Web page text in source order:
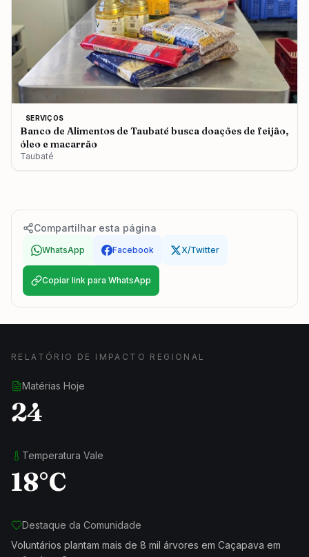
SERVIÇOS
Banco de Alimentos de Taubaté busca doações de feijão,
óleo e macarrão
Taubaté
Compartilhar esta página
WhatsApp Facebook X/Twitter
Copiar link para WhatsApp
RELATÓRIO DE IMPACTO REGIONAL
Matérias Hoje
24
Temperatura Vale
18°C
Destaque da Comunidade
Voluntários plantam mais de 8 mil árvores em Caçapava em